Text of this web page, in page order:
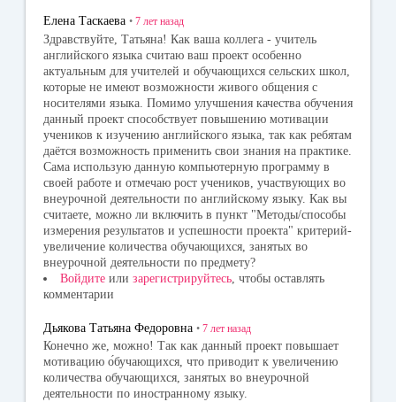
ni
ki
Елена Таскаева • 7 лет назад
Здравствуйте, Татьяна! Как ваша коллега - учитель
английского языка считаю ваш проект особенно
актуальным для учителей и обучающихся сельских школ,
которые не имеют возможности живого общения с
носителями языка. Помимо улучшения качества обучения
данный проект способствует повышению мотивации
учеников к изучению английского языка, так как ребятам
даётся возможность применить свои знания на практике.
Сама использую данную компьютерную программу в
своей работе и отмечаю рост учеников, участвующих во
внеурочной деятельности по английскому языку. Как вы
считаете, можно ли включить в пункт "Методы/способы
измерения результатов и успешности проекта" критерий-
увеличение количества обучающихся, занятых во
внеурочной деятельности по предмету?
Войдите или зарегистрируйтесь , чтобы оставлять
комментарии
Дьякова Татьяна Федоровна • 7 лет назад
Конечно же, можно! Так как данный проект повышает
мотивацию о́бучающихся, что приводит к увеличению
количества обучающихся, занятых во внеурочной
деятельности по иностранному языку.